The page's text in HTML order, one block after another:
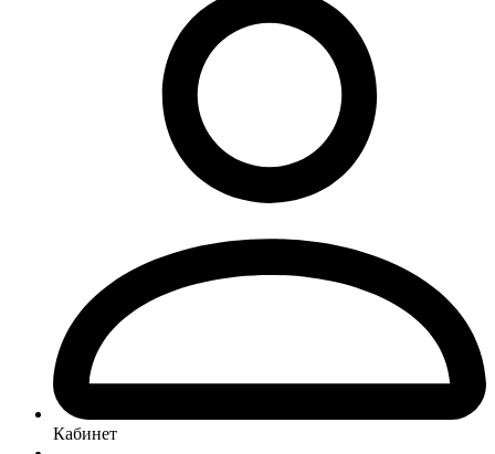
Кабинет